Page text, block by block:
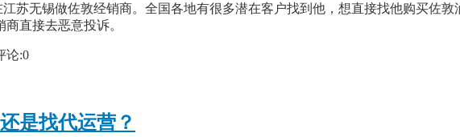
苏无锡做佐敦经销商。全国各地有很多潜在客户找到他，想直接找他购买佐
直接去恶意投诉。
论:0
是找代运营？